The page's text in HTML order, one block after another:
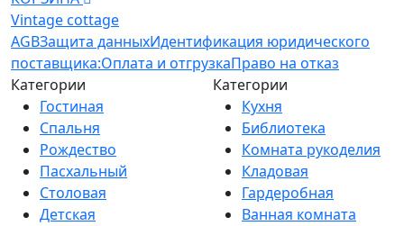
Vintage cottage
AGBЗащита данныхИдентификация юридического
поставщика:Оплата и отгрузкаПраво на отказ
Категории
Гостиная
Спальня
Рождество
Пасхальный
Столовая
Детская
Категории
Кухня
Библиотека
Комната рукоделия
Кладовая
Гардеробная
Ванная комната